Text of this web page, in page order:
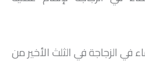
الزجاجة في الثلث الأخير من